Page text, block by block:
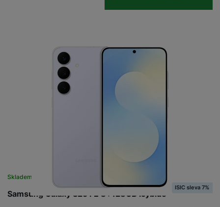
Samsung Galaxy S25 FE 8+128GB Icyblue
Skladem
ISIC sleva 7%